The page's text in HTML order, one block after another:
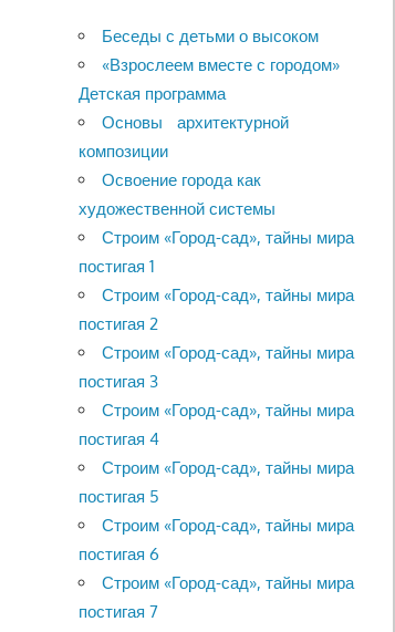
Беседы с детьми о высоком
«Взрослеем вместе с городом»
Детская программа
Основы архитектурной
композиции
Освоение города как
художественной системы
Строим «Город-сад», тайны мира
постигая 1
Строим «Город-сад», тайны мира
постигая 2
Строим «Город-сад», тайны мира
постигая 3
Строим «Город-сад», тайны мира
постигая 4
Строим «Город-сад», тайны мира
постигая 5
Строим «Город-сад», тайны мира
постигая 6
Строим «Город-сад», тайны мира
постигая 7